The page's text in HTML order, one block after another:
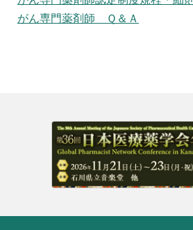
がん専門薬剤師 Ｑ＆Ａ